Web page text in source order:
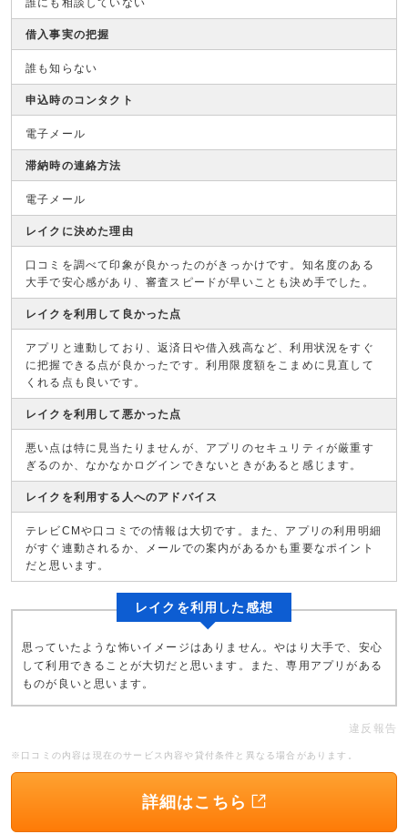
借入事実の把握
誰も知らない
申込時のコンタクト
電子メール
滞納時の連絡方法
電子メール
レイクに決めた理由
口コミを調べて印象が良かったのがきっかけです。知名度のある
大手で安心感があり、審査スピードが早いことも決め手でした。
レイクを利用して良かった点
アプリと連動しており、返済日や借入残高など、利用状況をすぐ
に把握できる点が良かったです。利用限度額をこまめに見直して
くれる点も良いです。
レイクを利用して悪かった点
悪い点は特に見当たりませんが、アプリのセキュリティが厳重す
ぎるのか、なかなかログインできないときがあると感じます。
レイクを利用する人へのアドバイス
テレビCMや口コミでの情報は大切です。また、アプリの利用明細
がすぐ連動されるか、メールでの案内があるかも重要なポイント
だと思います。
レイクを利用した感想
思っていたような怖いイメージはありません。やはり大手で、安心
して利用できることが大切だと思います。また、専用アプリがある
ものが良いと思います。
違反報告
※口コミの内容は現在のサービス内容や貸付条件と異なる場合があります。
詳細はこちら